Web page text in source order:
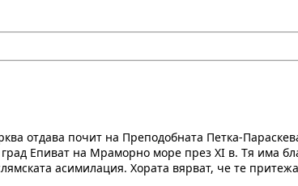
отдава почит на Преподобната Петка-
Епиват на Мраморно море през XI в. Тя има
асимилация. Хората вярват, че те